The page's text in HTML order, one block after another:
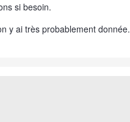
si besoin.
y ai très probablement donnée.